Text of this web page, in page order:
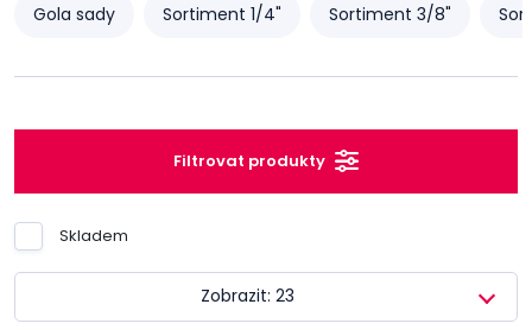
Gola sady Sortiment 1/4" Sortiment 3/8"
Filtrovat produkty
Skladem
Zobrazit: 23